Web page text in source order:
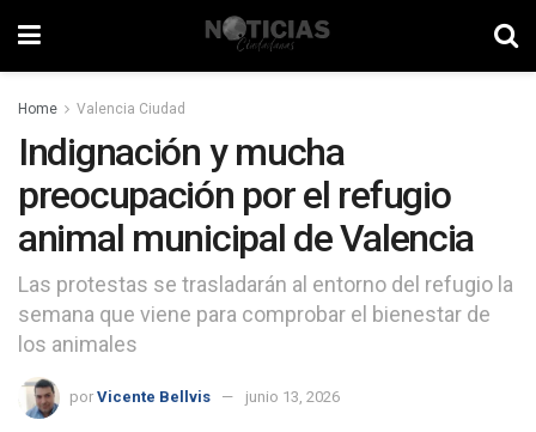
Home Valencia Ciudad
Indignación y mucha
preocupación por el refugio
animal municipal de Valencia
Las protestas se trasladarán al entorno del refugio la
semana que viene para comprobar el bienestar de
los animales
por Vicente Bellvis junio 13, 2026